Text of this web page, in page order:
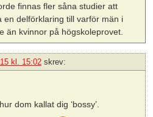
finnas fler såna studier att
en delförklaring till varför män i
än kvinnor på högskoleprovet.
kl. 15:02 skrev:
dom kallat dig ‘bossy’.